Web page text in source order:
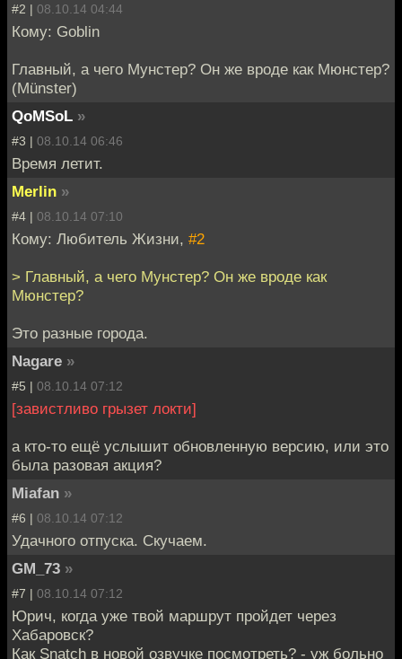
#2 | 08.10.14 04:44
Кому: Goblin
Главный, а чего Мунстер? Он же вроде как Мюнстер?
(Münster)
QoMSoL »
#3 | 08.10.14 06:46
Время летит.
Merlin »
#4 | 08.10.14 07:10
Кому: Любитель Жизни, #2
> Главный, а чего Мунстер? Он же вроде как
Мюнстер?
Это разные города.
Nagare »
#5 | 08.10.14 07:12
[завистливо грызет локти]
а кто-то ещё услышит обновленную версию, или это
была разовая акция?
Miafan »
#6 | 08.10.14 07:12
Удачного отпуска. Скучаем.
GM_73 »
#7 | 08.10.14 07:12
Юрич, когда уже твой маршрут пройдет через
Хабаровск?
Как Snatch в новой озвучке посмотреть? - уж больно